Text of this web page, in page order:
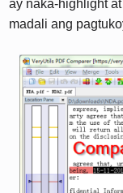
ay naka-highlight
madali ang